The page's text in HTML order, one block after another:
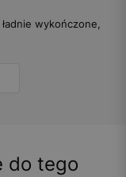
wykończone,
do tego